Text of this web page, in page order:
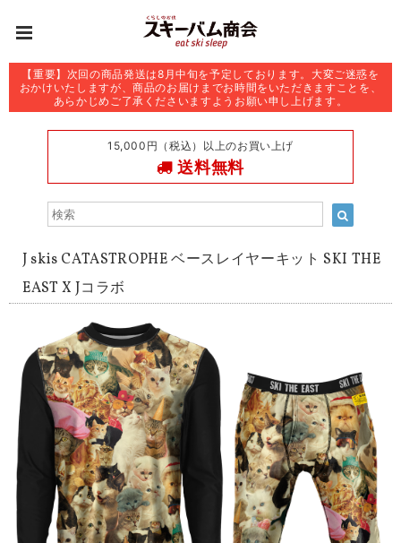
【重要】次回の商品発送は8月中旬を予定しております。大変ご迷惑を
おかけいたしますが、商品のお届けまでお時間をいただきますことを、
あらかじめご了承くださいますようお願い申し上げます。
15,000円（税込）以上のお買い上げ
送料無料
J skis CATASTROPHE ベースレイヤーキット SKI THE
EAST X Jコラボ